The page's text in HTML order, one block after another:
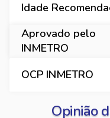
Idade
Aprovado pelo
INMETRO
OCP INMETRO
Opinião